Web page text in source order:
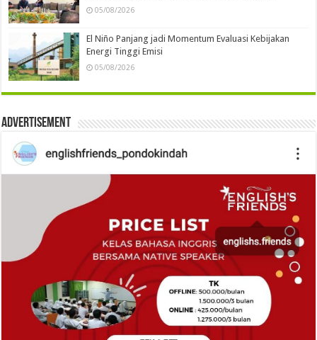
05/08/2026
El Niño Panjang jadi Momentum Evaluasi Kebijakan
Energi Tinggi Emisi
05/08/2026
Advertisement